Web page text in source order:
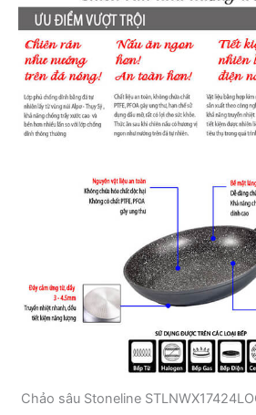
Chảo sâu Stoneline